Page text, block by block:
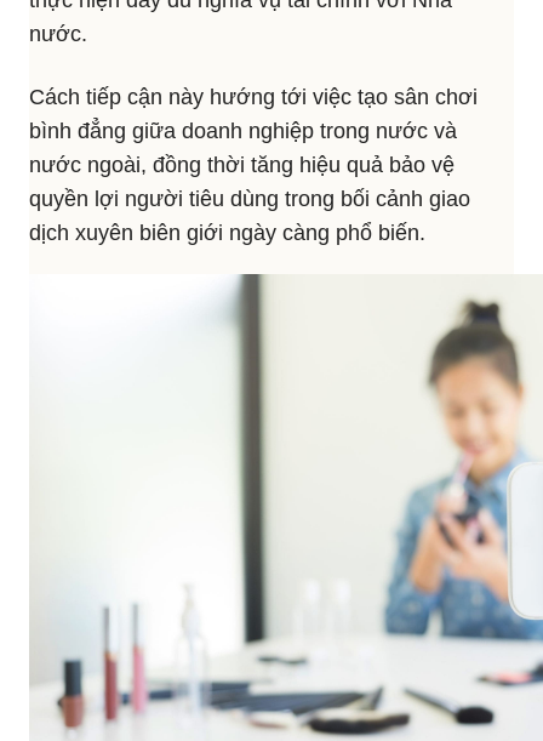
nước.
Cách tiếp cận này hướng tới việc tạo sân chơi
bình đẳng giữa doanh nghiệp trong nước và
nước ngoài, đồng thời tăng hiệu quả bảo vệ
quyền lợi người tiêu dùng trong bối cảnh giao
dịch xuyên biên giới ngày càng phổ biến.